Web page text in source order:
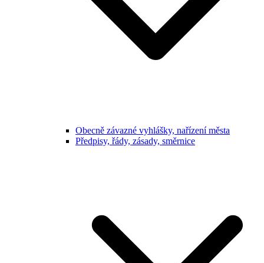
Obecně závazné vyhlášky, nařízení města
Předpisy, řády, zásady, směrnice